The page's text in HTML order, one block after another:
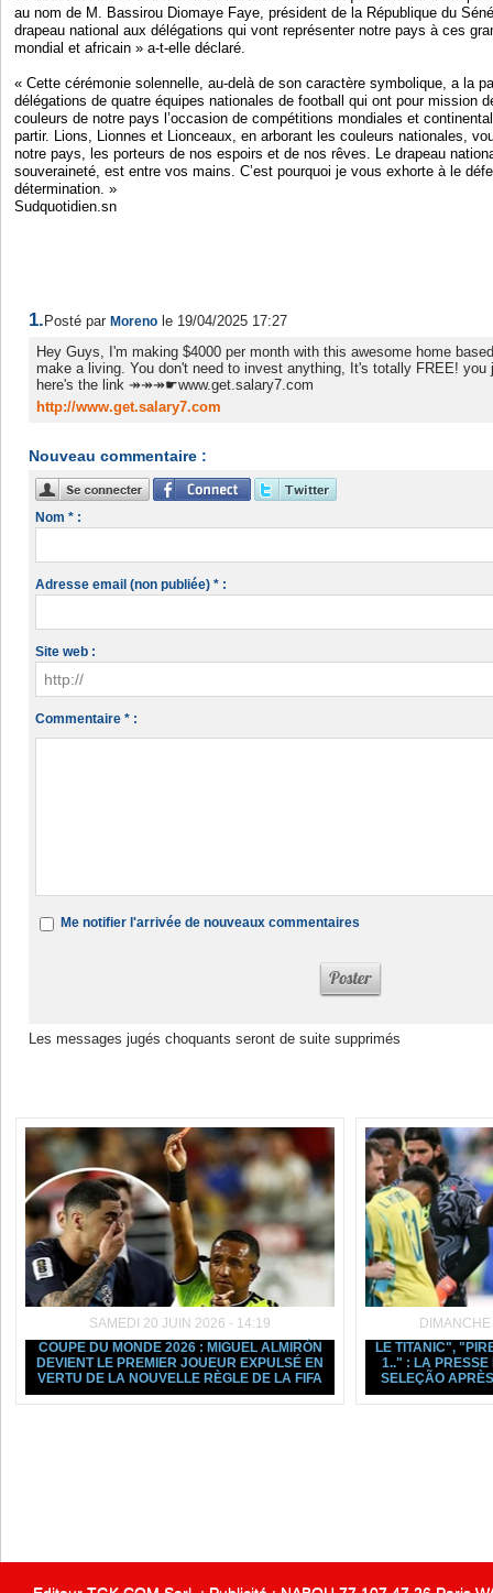
au nom de M. Bassirou Diomaye Faye, président de la République du
drapeau national aux délégations qui vont représenter notre pays à ces
mondial et africain » a-t-elle déclaré.
« Cette cérémonie solennelle, au-delà de son caractère symbolique, a la
délégations de quatre équipes nationales de football qui ont pour mission
couleurs de notre pays l’occasion de compétitions mondiales et
partir. Lions, Lionnes et Lionceaux, en arborant les couleurs nationales,
notre pays, les porteurs de nos espoirs et de nos rêves. Le drapeau
souveraineté, est entre vos mains. C’est pourquoi je vous exhorte à le
détermination. »
Sudquotidien.sn
1.Posté parMoreno le 19/04/2025 17:27
Hey Guys, I'm making $4000 per month with this awesome home
make a living. You don't need to invest anything, It's totally FREE! you
here's the link ↠↠↠☛www.get.salary7.com
http://www.get.salary7.com
Nouveau commentaire :
Nom * :
Adresse email (non publiée) * :
Site web :
Commentaire * :
Me notifier l'arrivée de nouveaux commentaires
Les messages jugés choquants seront de suite supprimés
SAMEDI 20 JUIN 2026 - 14:19
COUPE DU MONDE 2026 : MIGUEL ALMIRÓN
DEVIENT LE PREMIER JOUEUR EXPULSÉ EN
VERTU DE LA NOUVELLE RÈGLE DE LA FIFA
LE TITANIC",
1.." : LA PRESSE
SELEÇÃO